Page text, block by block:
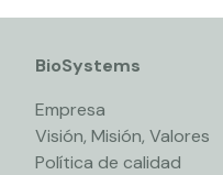
BioSystems
Empresa
Visión, Misión, Valores
Política de calidad